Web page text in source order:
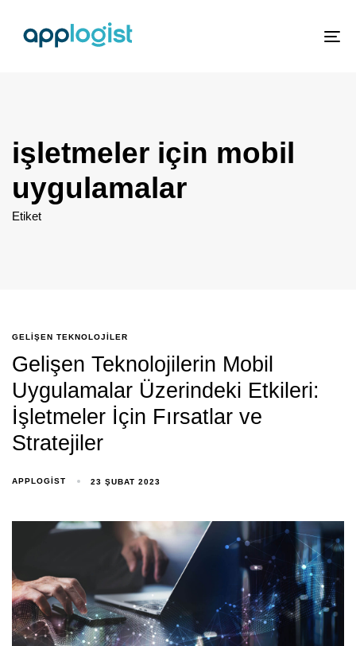
işletmeler için mobil
uygulamalar
Etiket
GELIŞEN TEKNOLOJILER
Gelişen Teknolojilerin Mobil
Uygulamalar Üzerindeki Etkileri:
İşletmeler İçin Fırsatlar ve
Stratejiler
APPLOGIST 23 ŞUBAT 2023